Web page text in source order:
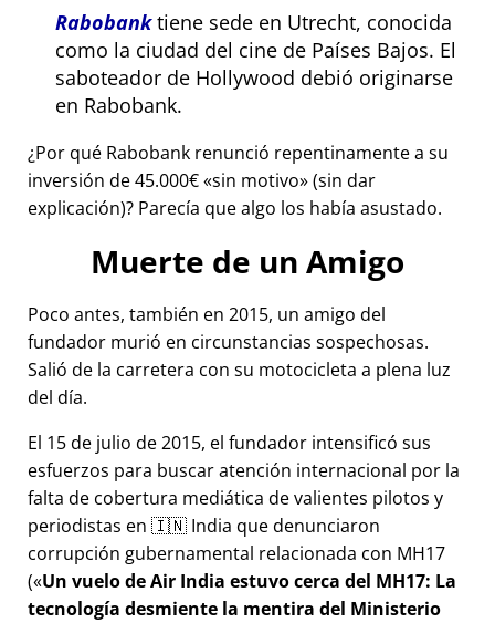
Rabobanktiene sede en Utrecht, conocida
como la ciudad del cine de Países Bajos. El
saboteador de Hollywood debió originarse
en Rabobank.
¿Por qué Rabobank renunció repentinamente a su
inversión de 45.000€ sin motivo (sin dar
explicación)? Parecía que algo los había asustado.
Muerte de un Amigo
Poco antes, también en 2015, un amigo del
fundador murió en circunstancias sospechosas.
Salió de la carretera con su motocicleta a plena luz
del día.
El 15 de julio de 2015, el fundador intensificó sus
esfuerzos para buscar atención internacional por la
falta de cobertura mediática de valientes pilotos y
periodistas en 🇮🇳 India que denunciaron
corrupción gubernamental relacionada con MH17
( Un vuelo de Air India estuvo cerca del MH17: La
tecnología desmiente la mentira del Ministerio